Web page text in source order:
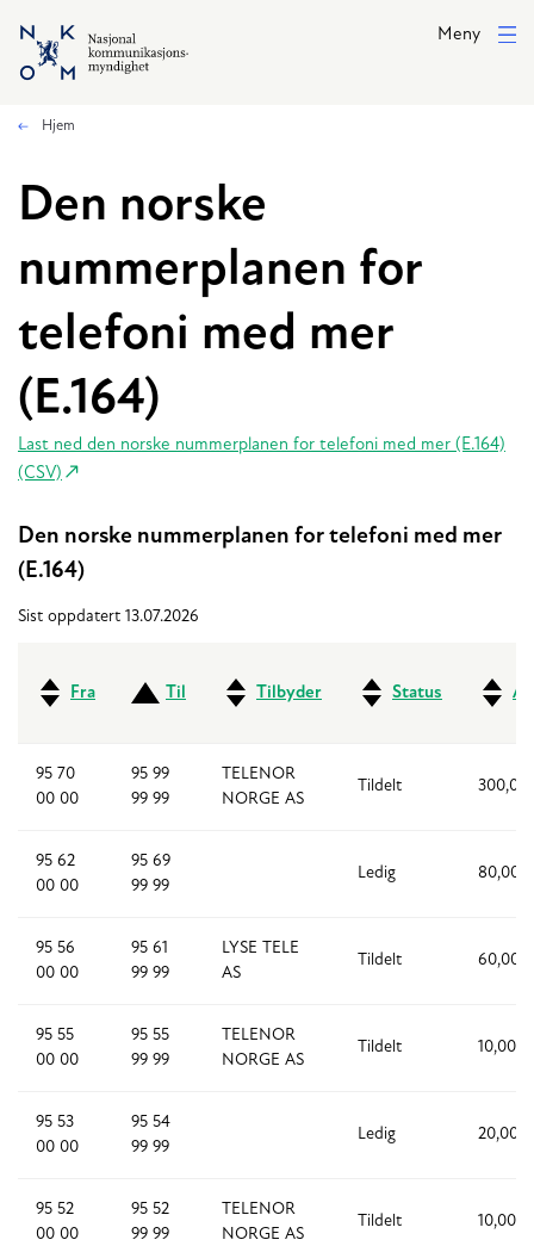
Hopp til hovedinnhold
Meny
Hjem
Den norske
nummerplanen for
telefoni med mer
(E.164)
Last ned den norske nummerplanen for telefoni med mer (E.164)
(CSV)
Den norske nummerplanen for telefoni med mer
(E.164)
Sist oppdatert 13.07.2026
Fra Til Tilbyder Status
95 70
00 00
95 99
99 99
TELENOR
NORGE AS
Tildelt
95 62
00 00
95 69
99 99
Ledig 80,000
95 56
00 00
95 61
99 99
LYSE TELE
AS
Tildelt 60,000
95 55
00 00
95 55
99 99
TELENOR
NORGE AS
Tildelt 10,000
95 53
00 00
95 54
99 99
Ledig 20,000
95 52
00 00
95 52
99 99
TELENOR
NORGE AS
Tildelt 10,000